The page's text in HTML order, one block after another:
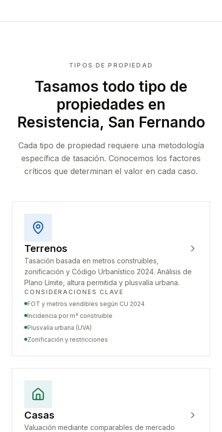
TIPOS DE PROPIEDAD
Tasamos todo tipo de
propiedades en
Resistencia, San Fernando
Cada tipo de propiedad requiere una metodología
específica de tasación. Conocemos los factores
críticos que determinan el valor en cada caso.
Terrenos
Tasación basada en metros construibles,
zonificación y Código Urbanístico 2024. Análisis de
Plano Límite, altura permitida y plusvalía urbana.
CONSIDERACIONES CLAVE
FOT y metros vendibles según CU 2024
Incidencia por m² construible
Plusvalía urbana (UVA)
Zonificación y restricciones
Casas
Valuación mediante comparables de mercado